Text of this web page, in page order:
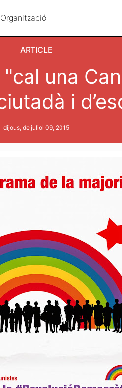
Organització
ARTICLE
una
i
dijous, de juliol 09, 2015